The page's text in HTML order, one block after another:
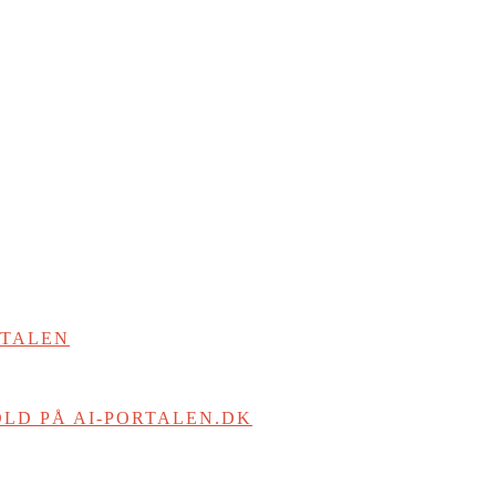
PÅ AI-PORTALEN.DK